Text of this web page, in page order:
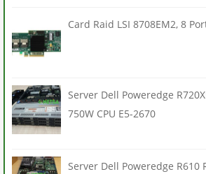
Card Raid LSI 8708EM2, 8
Server Dell Poweredge
750W CPU E5-2670
Server Dell Poweredge R610